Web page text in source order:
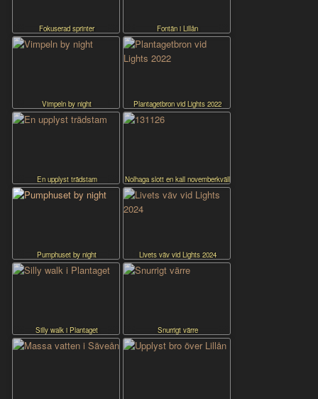
Fokuserad sprinter Fontän i Lillån
Vimpeln by night Plantagetbron vid Lights 2022
En upplyst trädstam Nolhaga slott en kall novemberkväll
Pumphuset by night Livets väv vid Lights 2024
Silly walk i Plantaget Snurrigt värre